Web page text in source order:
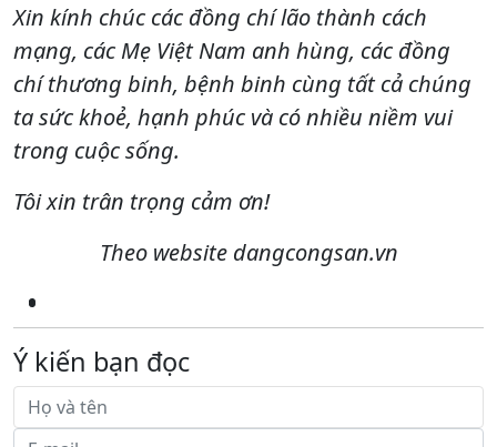
Xin kính chúc các đồng chí lão thành cách
mạng, các Mẹ Việt Nam anh hùng, các đồng
chí thương binh, bệnh binh cùng tất cả chúng
ta sức khoẻ, hạnh phúc và có nhiều niềm vui
trong cuộc sống.
Tôi xin trân trọng cảm ơn!
Theo website dangcongsan.vn
Ý kiến bạn đọc